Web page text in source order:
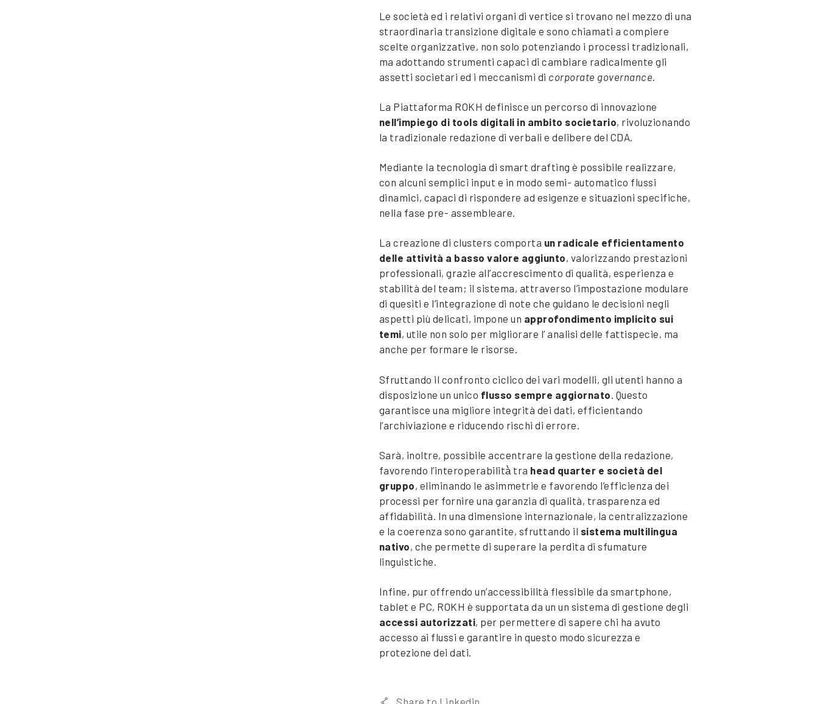
Le società ed i relativi organi di vertice si trovano nel mezzo di una
straordinaria transizione digitale e sono chiamati a compiere
scelte organizzative, non solo potenziando i processi tradizionali,
ma adottando strumenti capaci di cambiare radicalmente gli
assetti societari ed i meccanismi di corporate governance.
La Piattaforma ROKH definisce un percorso di innovazione
nell’impiego di tools digitali in ambito societario, rivoluzionando
la tradizionale redazione di verbali e delibere del CDA.
Mediante la tecnologia di smart drafting è possibile realizzare,
con alcuni semplici input e in modo semi- automatico flussi
dinamici, capaci di rispondere ad esigenze e situazioni specifiche,
nella fase pre- assembleare.
La creazione di clusters comporta un radicale efficientamento
delle attività a basso valore aggiunto, valorizzando prestazioni
professionali, grazie all’accrescimento di qualità, esperienza e
stabilità del team; il sistema, attraverso l’impostazione modulare
di quesiti e l’integrazione di note che guidano le decisioni negli
aspetti più delicati, impone un approfondimento implicito sui
temi, utile non solo per migliorare l’ analisi delle fattispecie, ma
anche per formare le risorse.
Sfruttando il confronto ciclico dei vari modelli, gli utenti hanno a
disposizione un unico flusso sempre aggiornato. Questo
garantisce una migliore integrità dei dati, efficientando
l’archiviazione e riducendo rischi di errore.
Sarà, inoltre, possibile accentrare la gestione della redazione,
favorendo l’interoperabilità̀ tra head quarter e società del
gruppo, eliminando le asimmetrie e favorendo l’efficienza dei
processi per fornire una garanzia di qualità, trasparenza ed
affidabilità. In una dimensione internazionale, la centralizzazione
e la coerenza sono garantite, sfruttando il sistema multilingua
nativo, che permette di superare la perdita di sfumature
linguistiche.
Infine, pur offrendo un’accessibilità flessibile da smartphone,
tablet e PC, ROKH è supportata da un un sistema di gestione degli
accessi autorizzati, per permettere di sapere chi ha avuto
accesso ai flussi e garantire in questo modo sicurezza e
protezione dei dati.
Share to Linkedin